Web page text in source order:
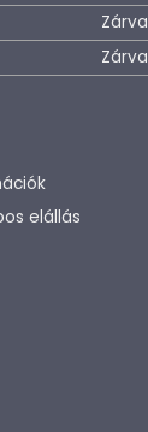
Zárva
Zárva
elállás